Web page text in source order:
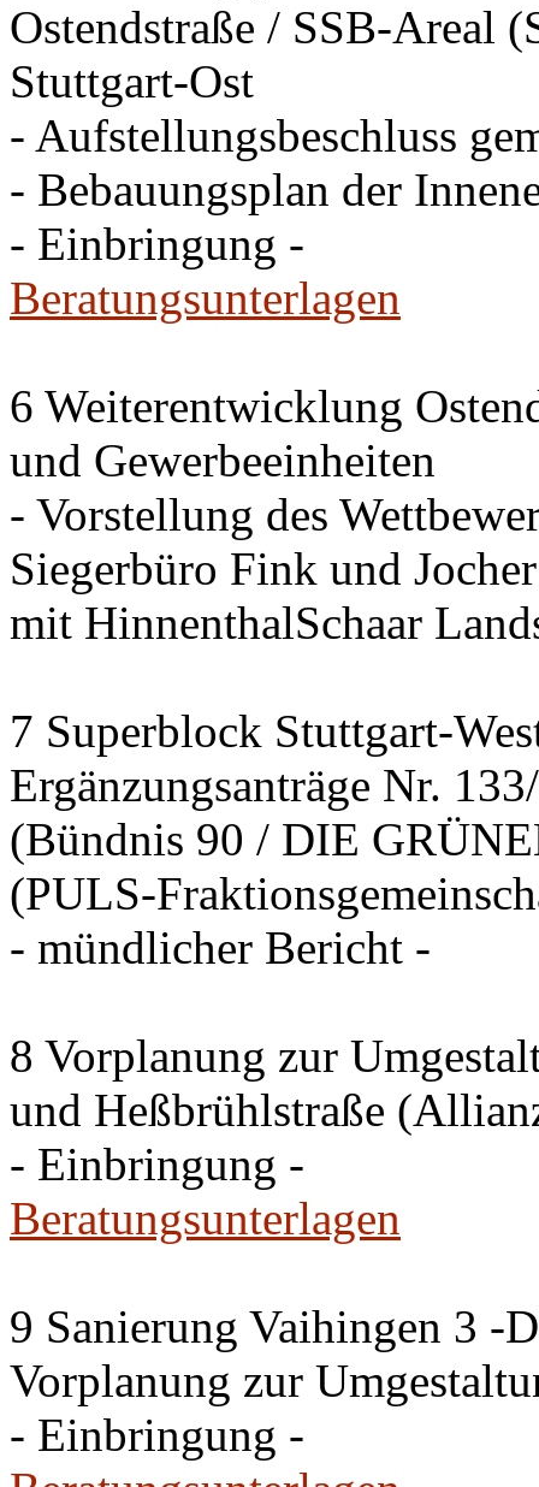
Ostendstraße / SSB-Areal
Stuttgart-Ost
- Aufstellungsbeschluss
- Bebauungsplan der
- Einbringung -
Beratungsunterlagen
6 Weiterentwicklung
und Gewerbeeinheiten
- Vorstellung des
Siegerbüro Fink und Jocher
mit HinnenthalSchaar
7 Superblock Stuttgart-
Ergänzungsanträge Nr.
(Bündnis 90 / DIE
(PULS-
- mündlicher Bericht -
8 Vorplanung zur
und Heßbrühlstraße
- Einbringung -
Beratungsunterlagen
9 Sanierung Vaihingen 3 -
Vorplanung zur
- Einbringung -